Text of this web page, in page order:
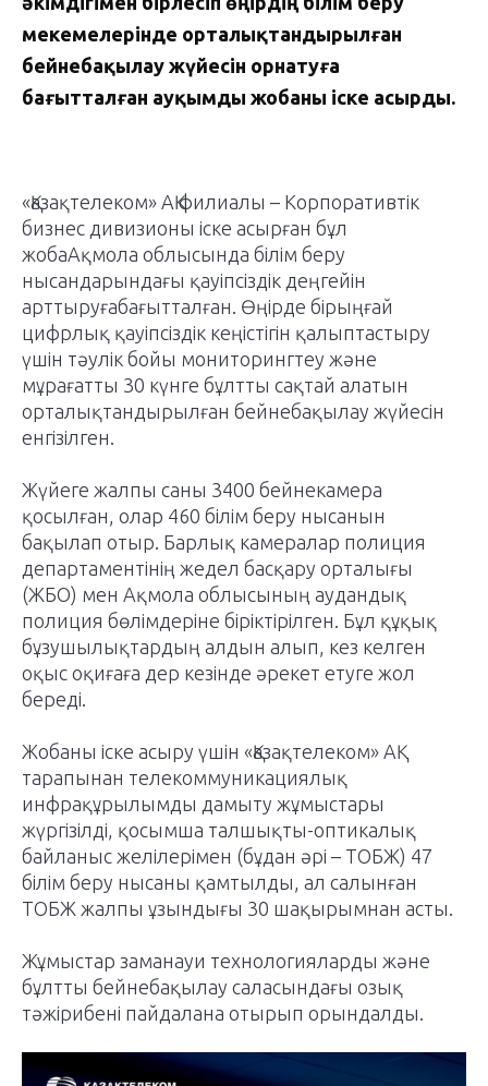
мекемелерінде орталықтандырылған
бейнебақылау жүйесін орнатуға
бағытталған ауқымды жобаны іске асырды.
«Қазақтелеком» АҚ филиалы – Корпоративтік
бизнес дивизионы іске асырған бұл
жобаАқмола облысында білім беру
нысандарындағы қауіпсіздік деңгейін
арттыруғабағытталған. Өңірде бірыңғай
цифрлық қауіпсіздік кеңістігін қалыптастыру
үшін тәулік бойы мониторингтеу және
мұрағатты 30 күнге бұлтты сақтай алатын
орталықтандырылған бейнебақылау жүйесін
енгізілген.
Жүйеге жалпы саны 3400 бейнекамера
қосылған, олар 460 білім беру нысанын
бақылап отыр. Барлық камералар полиция
департаментінің жедел басқару орталығы
(ЖБО) мен Ақмола облысының аудандық
полиция бөлімдеріне біріктірілген. Бұл құқық
бұзушылықтардың алдын алып, кез келген
оқыс оқиғаға дер кезінде әрекет етуге жол
береді.
Жобаны іске асыру үшін «Қазақтелеком» АҚ
тарапынан телекоммуникациялық
инфрақұрылымды дамыту жұмыстары
жүргізілді, қосымша талшықты-оптикалық
байланыс желілерімен (бұдан әрі – ТОБЖ) 47
білім беру нысаны қамтылды, ал салынған
ТОБЖ жалпы ұзындығы 30 шақырымнан асты.
Жұмыстар заманауи технологияларды және
бұлтты бейнебақылау саласындағы озық
тәжірибені пайдалана отырып орындалды.